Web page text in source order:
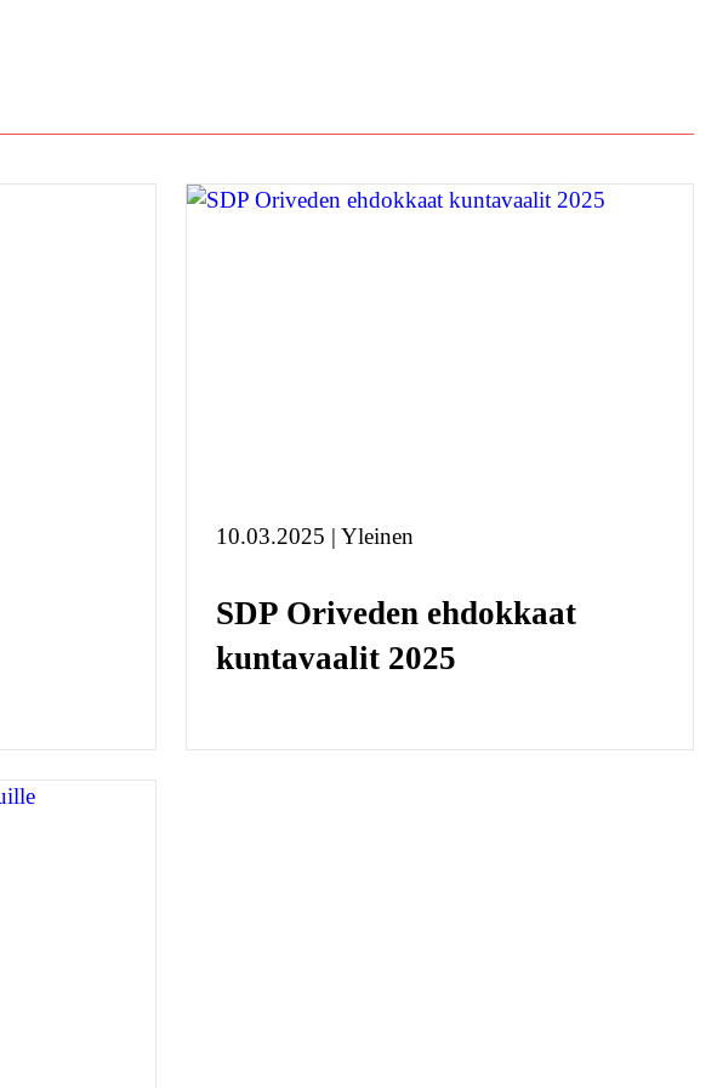
10.03.2025 | Yleinen
SDP Oriveden ehdokkaat
kuntavaalit 2025